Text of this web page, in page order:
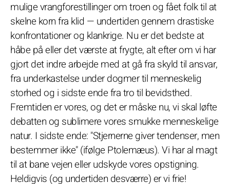
mulige vrangforestillinger om troen og fået folk til at
skelne korn fra klid — undertiden gennem drastiske
konfrontationer og klankrige. Nu er det bedste at
håbe på eller det værste at frygte, alt efter om vi har
gjort det indre arbejde med at gå fra skyld til ansvar,
fra underkastelse under dogmer til menneskelig
storhed og i sidste ende fra tro til bevidsthed.
Fremtiden er vores, og det er måske nu, vi skal løfte
debatten og sublimere vores smukke menneskelige
natur. I sidste ende: "Stjernerne giver tendenser, men
bestemmer ikke" (ifølge Ptolemæus). Vi har al magt
til at bane vejen eller udskyde vores opstigning.
Heldigvis (og undertiden desværre) er vi frie!